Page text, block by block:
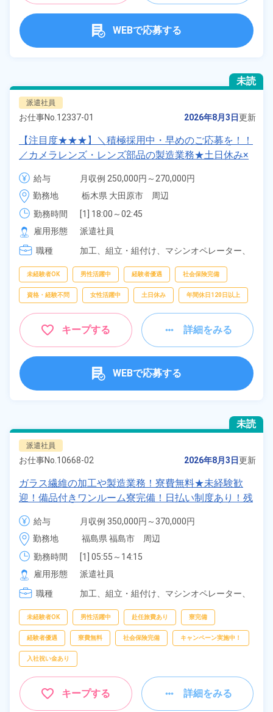
WEBで応募する
未読
派遣社員
お仕事No. 12337-01 2026年8月3日更新
【注目度★★★】＼積極採用中・早めのご応募を！！
／カメラレンズ・レンズ部品の製造業務★土日休み×
一部交替勤務手当あり！空調完備で夏も冬も快適な職
場♪平均勤続年数3年以上！《栃木県大田原市》
給与
月収例 250,000円～270,000円
時給 1,350円～1,350円
勤務地
栃木県 大田原市　周辺
勤務時間
[1] 18:00～02:45
[2] 19:00～03:45
[3] 08:00～16:45
[4] 16:00～00:45
雇用形態
派遣社員
職種
加工、 組立・組付け、 マシンオペレーター、
未経験者OK 男性活躍中 経験者優遇 社会保険完備
資格・経験不問 女性活躍中 土日休み 年間休日120日以上
キープする 詳細をみる
WEBで応募する
未読
派遣社員
お仕事No. 10668-02 2026年8月3日更新
ガラス繊維の加工や製造業務！寮費無料★未経験歓
迎！備品付きワンルーム寮完備！日払い制度あり！残
業＆休出少なめで予定も立てやすい♪！正社員登用制
度あり！《福島県福島市》
給与
月収例 350,000円～370,000円
時給 1,625円～1,625円
勤務地
福島県 福島市　周辺
勤務時間
[1] 05:55～14:15
[2] 13:55～22:15
[3] 21:55～06:15
[4] 08:20～16:45
雇用形態
派遣社員
職種
加工、 組立・組付け、 マシンオペレーター、
掛け、データ入力
未経験者OK 男性活躍中 赴任旅費あり 寮完備
経験者優遇 寮費無料 社会保険完備 キャンペーン実施中！
入社祝い金あり
キープする 詳細をみる